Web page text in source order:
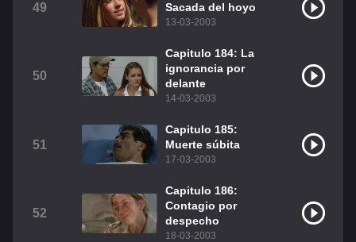
49
Sacada del hoyo
13-03-2003
50
Capitulo 184: La
ignorancia por
delante
14-03-2003
51
Capitulo 185:
Muerte súbita
17-03-2003
52
Capitulo 186:
Contagio por
despecho
18-03-2003